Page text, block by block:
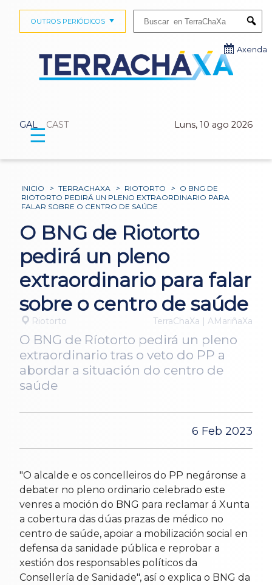
GAL CAST Luns, 10 ago 2026
OUTROS PERIÓDICOS
Axenda
☰
INICIO > TERRACHAXA > RIOTORTO > O BNG DE
RIOTORTO PEDIRÁ UN PLENO EXTRAORDINARIO PARA
FALAR SOBRE O CENTRO DE SAÚDE
O BNG de Riotorto
pedirá un pleno
extraordinario para falar
sobre o centro de saúde
Riotorto TerraChaXa | AMariñaXa
O BNG de Ríotorto pedirá un pleno
extraordinario tras o veto do PP a
abordar a situación do centro de
saúde
6 Feb 2023
"O alcalde e os concelleiros do PP negáronse a
debater no pleno ordinario celebrado este
venres a moción do BNG para reclamar á Xunta
a cobertura das dúas prazas de médico no
centro de saúde, apoiar a mobilización social en
defensa da sanidade pública e reprobar a
xestión dos responsables políticos da
Consellería de Sanidade", así o explica o BNG da